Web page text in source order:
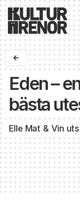
Eden –
bästa
Elle Mat & Vin
Elle Mat & Vin